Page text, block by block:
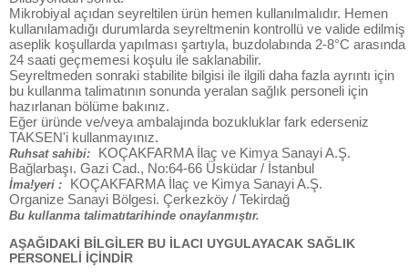
Mikrobiyal açıdan seyreltilen ürün hemen kullanılmalıdır. Hemen
kullanılamadığı durumlarda seyreltmenin kontrollü ve valide edilmiş
aseplik koşullarda yapılması şartıyla, buzdolabında 2-8°C arasında
24 saati geçmemesi koşulu ile saklanabilir.
Seyreltmeden sonraki stabilite bilgisi ile ilgili daha fazla ayrıntı için
bu kullanma talimatının sonunda yeralan sağlık personeli için
hazırlanan bölüme bakınız.
Eğer üründe ve/veya ambalajında bozukluklar fark ederseniz
TAKSEN'i kullanmayınız.
Ruhsat sahibi:
KOÇAKFARMA İlaç ve Kimya Sanayi A.Ş.
Bağlarbaşı. Gazi Cad., No:64-66 Üsküdar / İstanbul
İma!yeri :
KOÇAKFARMA İlaç ve Kimya Sanayi A.Ş.
Organize Sanayi Bölgesi. Çerkezköy / Tekirdağ
Bu kullanma talimatıtarihinde onaylanmıştır.
AŞAĞIDAKİ BİLGİLER BU İLACI UYGULAYACAK SAĞLIK
PERSONELİ İÇİNDİR